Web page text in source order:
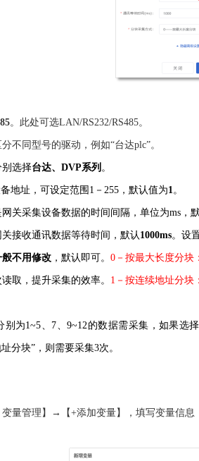
。 此处可选LAN/RS232/RS485。
分不同型号的驱动，例如“台达plc”。
别选择台达、 DVP系列 。
地址，可设定范围1－ 255 ，默认值为1。
网关采集设备数据的时间间隔，单位为ms ，
关接收通讯数据等待时间，默认 1000ms。 设
般不用修改 ，默认即可。 0 － 按最大长度分块
取，提升采集的效率。 1 － 按连续地址分块
别为1~5、7、9~12的数据需采集，如果选
分块”，则需要采集3次。
变量管理】 →【+添加变量】 ，填写变量信息